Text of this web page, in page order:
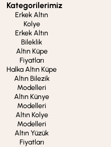
Kategorilerimiz
Erkek Altın
Kolye
Erkek Altın
Bileklik
Altın Küpe
Fiyatları
Halka Altın Küpe
Altın Bilezik
Modelleri
Altın Künye
Modelleri
Altın Kolye
Modelleri
Altın Yüzük
Fiyatları